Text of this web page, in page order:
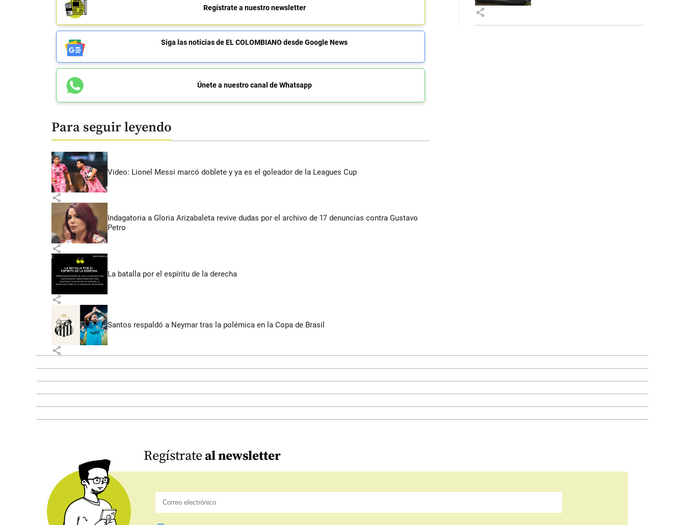
Regístrate a nuestro newsletter
Siga las noticias de EL COLOMBIANO desde Google News
Únete a nuestro canal de Whatsapp
Para seguir leyendo
Video: Lionel Messi marcó doblete y ya es el goleador de la Leagues Cup
share
Indagatoria a Gloria Arizabaleta revive dudas por el archivo de 17 denuncias contra Gustavo
Petro
share
La batalla por el espíritu de la derecha
share
Santos respaldó a Neymar tras la polémica en la Copa de Brasil
share
share
Regístrateal newsletter